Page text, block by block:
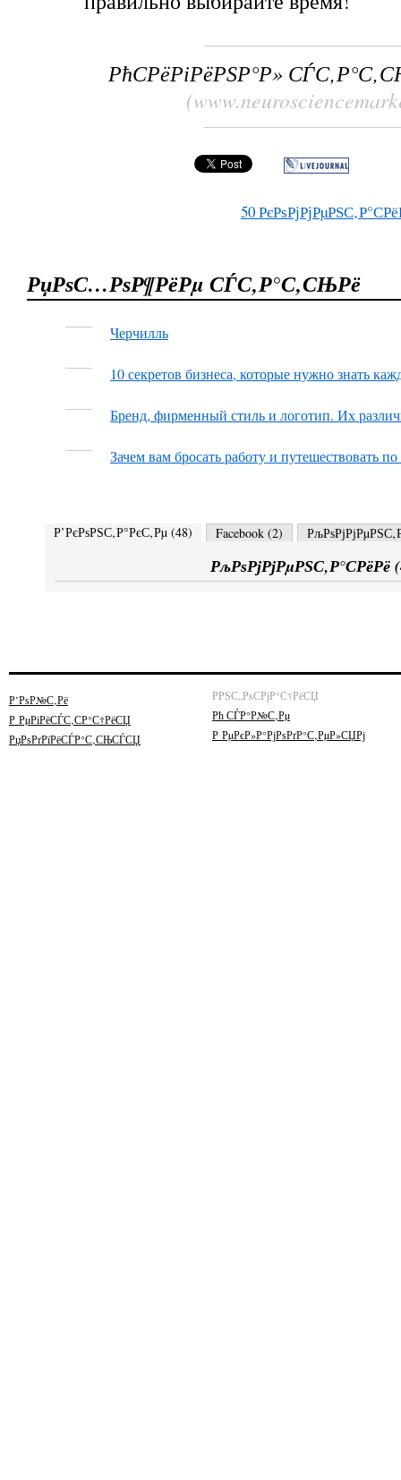
РћСРёРіРёРЅР°Р»
50
РџРѕС…РѕР¶РёРµ СЃС‚Р°С‚СЊРё
Черчилль
10 секретов бизнеса, которые нужно знать
Бренд, фирменный стиль и логотип. Их
Зачем вам бросать работу и путешествовать
Р’РєРѕРЅС‚Р°РєС‚Рµ (48) Facebook (2)
РљРѕРјРјРµРЅС‚Р°СРёРё (
Р’РѕР№С‚Рё
Р РµРіРёСЃС‚СР°С†РёСЏ
РџРѕРґРїРёСЃР°С‚СЊСЃСЏ
РРЅС„РѕСРјР°С†РёСЏ
Рћ СЃР°Р№С‚Рµ
Р РµРєР»Р°РјРѕРґР°С‚РµР»СЏРј